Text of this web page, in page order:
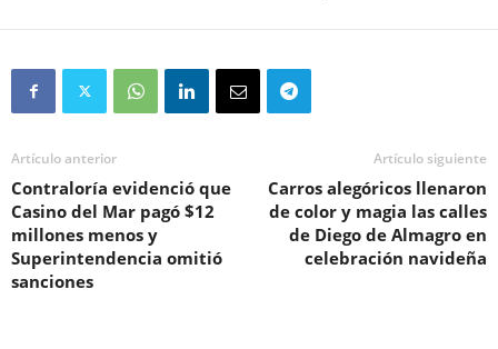
Artículo anterior
Contraloría evidenció que
Casino del Mar pagó $12
millones menos y
Superintendencia omitió
sanciones
Artículo siguiente
Carros alegóricos llenaron
de color y magia las calles
de Diego de Almagro en
celebración navideña